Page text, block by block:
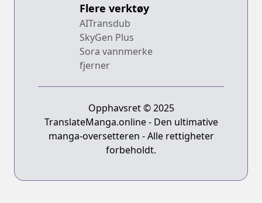
Flere verktøy
AITransdub
SkyGen Plus
Sora vannmerke
fjerner
Opphavsret © 2025
TranslateManga.online - Den ultimative
manga-oversetteren - Alle rettigheter
forbeholdt.